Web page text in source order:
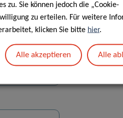
zu. Sie können jedoch die „Cookie-
zu erteilen. Für weitere
klicken Sie bitte hier.
Alle akzeptieren Alle